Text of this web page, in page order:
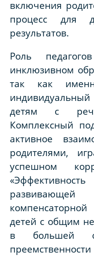
включения
процесс для
результатов.
Роль
инклюзивном
так как
детям с
Комплексный
активное
родителями,
успешном
детей с общим
в большей